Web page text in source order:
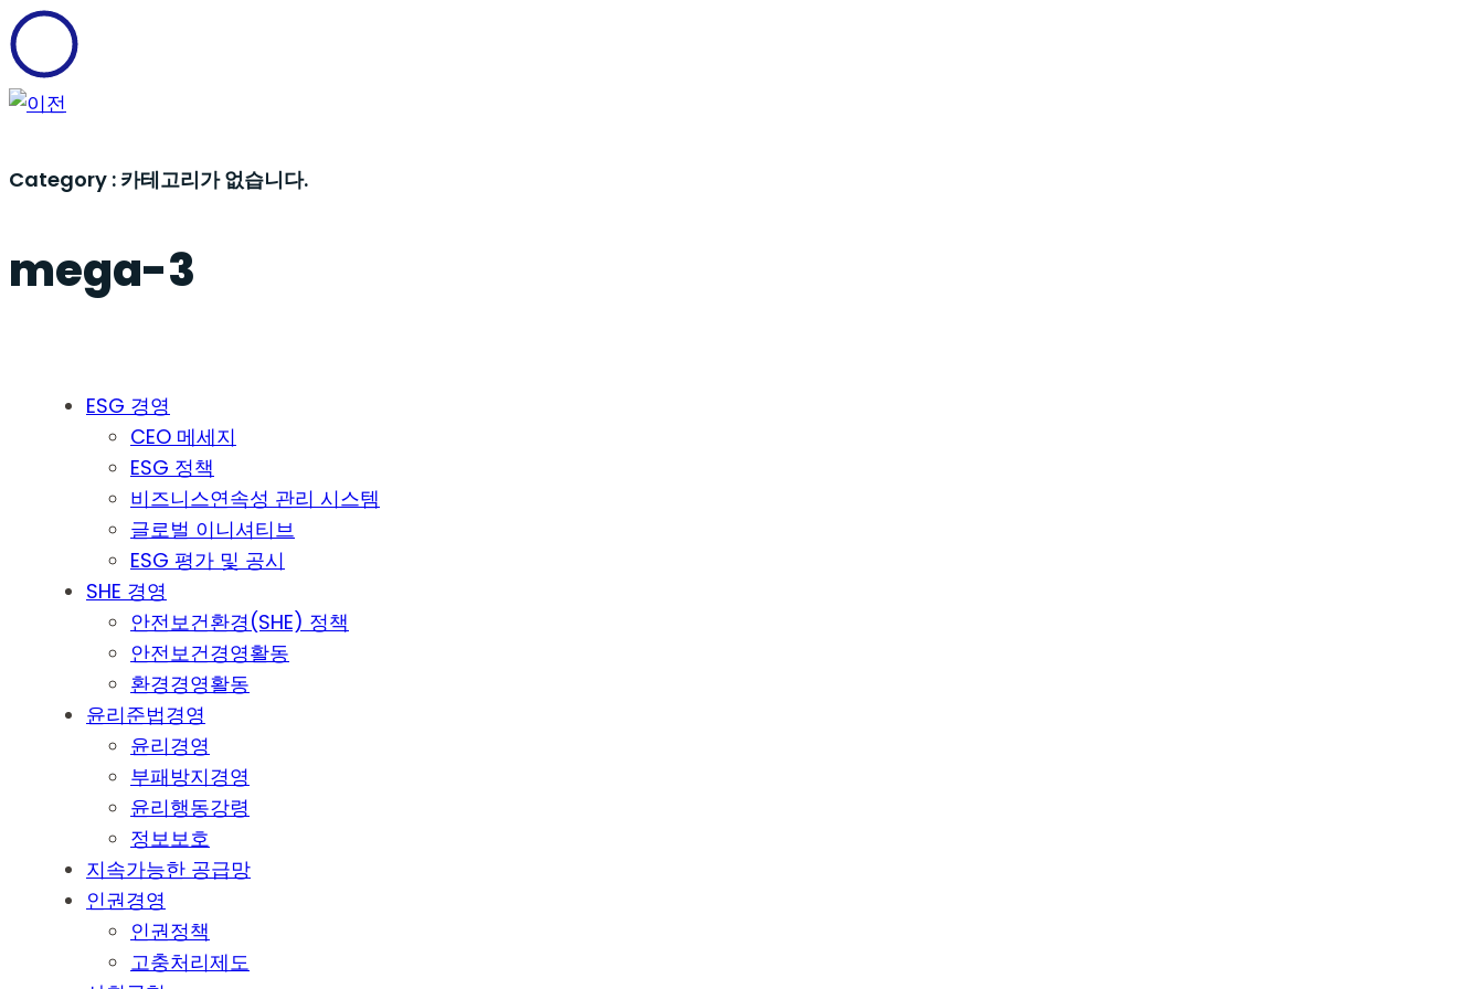
Skip
links
Skip
to
content
Category : 카테고리가 없습니다.
mega-3
ESG 경영
CEO 메세지
ESG 정책
비즈니스연속성 관리 시스템
글로벌 이니셔티브
ESG 평가 및 공시
SHE 경영
안전보건환경(SHE) 정책
안전보건경영활동
환경경영활동
윤리준법경영
윤리경영
부패방지경영
윤리행동강령
정보보호
지속가능한 공급망
인권경영
인권정책
고충처리제도